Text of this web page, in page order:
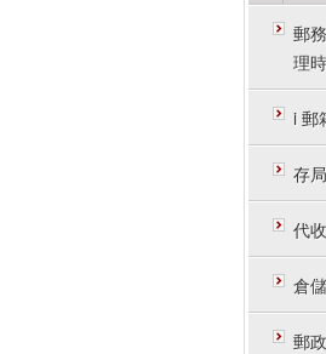
郵
理
i 郵
存
代
倉
郵